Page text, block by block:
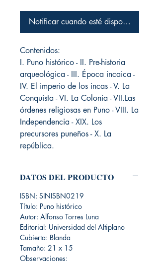
Notificar cuando esté disponible
Contenidos:
I. Puno histórico - II. Pre-historia
arqueológica - III. Época incaica -
IV. El imperio de los incas - V. La
Conquista - VI. La Colonia - VII.Las
órdenes religiosas en Puno - VIII. La
Independencia - XIX. Los
precursores puneños - X. La
república.
DATOS DEL PRODUCTO
ISBN: SINISBN0219
Título: Puno histórico
Autor: Alfonso Torres Luna
Editorial: Universidad del Altiplano
Cubierta: Blanda
Tamaño: 21 x 15
Observaciones: